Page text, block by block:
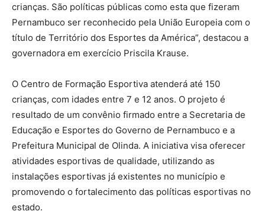
crianças. São políticas públicas como esta que fizeram
Pernambuco ser reconhecido pela União Europeia com o
título de Território dos Esportes da América”, destacou a
governadora em exercício Priscila Krause.
O Centro de Formação Esportiva atenderá até 150
crianças, com idades entre 7 e 12 anos. O projeto é
resultado de um convênio firmado entre a Secretaria de
Educação e Esportes do Governo de Pernambuco e a
Prefeitura Municipal de Olinda. A iniciativa visa oferecer
atividades esportivas de qualidade, utilizando as
instalações esportivas já existentes no município e
promovendo o fortalecimento das políticas esportivas no
estado.